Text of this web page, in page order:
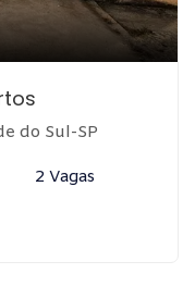
do Sul-SP
2 Vagas